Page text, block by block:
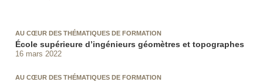
AU CŒUR DES THÉMATIQUES DE FORMATION
École supérieure d’ingénieurs géomètres et topographes
16 mars 2022
AU CŒUR DES THÉMATIQUES DE FORMATION